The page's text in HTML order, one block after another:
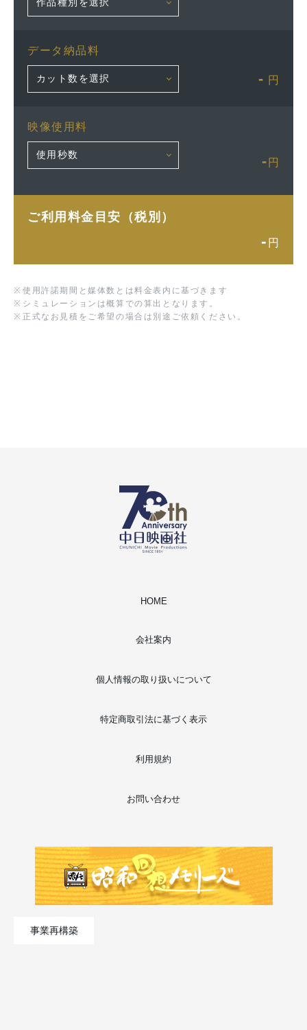
データ納品料
- 円
映像使用料
- 円
ご利用料金目安（税別）
- 円
※ 使用許諾期間と媒体数とは料金表内に基づきます
※ シミュレーションは概算での算出となります。
※ 正式なお見積をご希望の場合は別途ご依頼ください。
HOME
会社案内
個人情報の取り扱いについて
特定商取引法に基づく表示
利用規約
お問い合わせ
事業再構築